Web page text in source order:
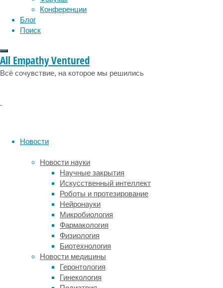
Конференции
Блог
Поиск
All Empathy Ventured
Всё сочувствие, на которое мы решились
Новости
Новости науки
Научные закрытия
Искусственный интеллект
Роботы и протезирование
Нейронауки
Микробиология
Фармакология
Физиология
Биотехнология
Новости медицины
Геронтология
Гинекология
сжигание
и
другими
свойствами,
большое
противопоказаний
его
использованию.
Зеленый
кофе
—
это
не
что
иное,
как